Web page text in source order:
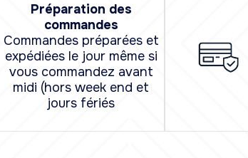
Préparation des
commandes
Commandes préparées et
expédiées le jour même si
vous commandez avant
midi (hors week end et
jours fériés